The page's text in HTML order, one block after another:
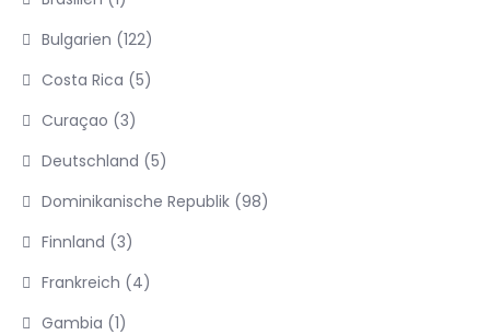
Bulgarien (122)
Costa Rica (5)
Curaçao (3)
Deutschland (5)
Dominikanische Republik (98)
Finnland (3)
Frankreich (4)
Gambia (1)